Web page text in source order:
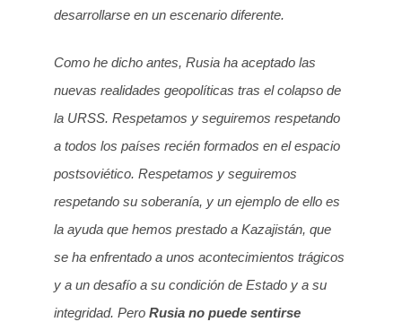
desarrollarse en un escenario diferente.
Como he dicho antes, Rusia ha aceptado las
nuevas realidades geopolíticas tras el colapso de
la URSS. Respetamos y seguiremos respetando
a todos los países recién formados en el espacio
postsoviético. Respetamos y seguiremos
respetando su soberanía, y un ejemplo de ello es
la ayuda que hemos prestado a Kazajistán, que
se ha enfrentado a unos acontecimientos trágicos
y a un desafío a su condición de Estado y a su
integridad. Pero Rusia no puede sentirse